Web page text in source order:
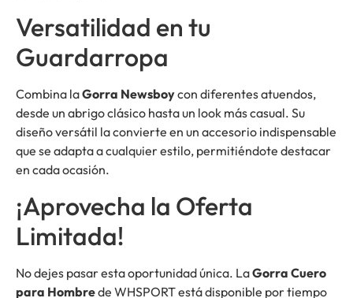
Versatilidad en tu
Guardarropa
Combina laGorra Newsboycon diferentes atuendos,
desde un abrigo clásico hasta un look más casual. Su
diseño versátil la convierte en un accesorio indispensable
que se adapta a cualquier estilo, permitiéndote destacar
en cada ocasión.
¡Aprovecha la Oferta
Limitada!
No dejes pasar esta oportunidad única. LaGorra Cuero
para Hombrede WHSPORT está disponible por tiempo